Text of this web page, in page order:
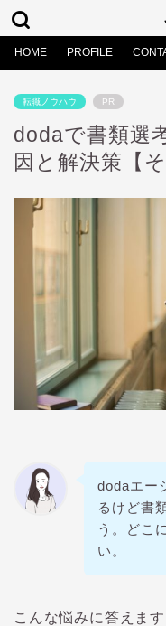
HOME PROFILE
転職ノウハウ PR
dodaで書類選
因と解決策【
dodaエー
るけど書
う。どこ
い。
こんな悩みに答えます